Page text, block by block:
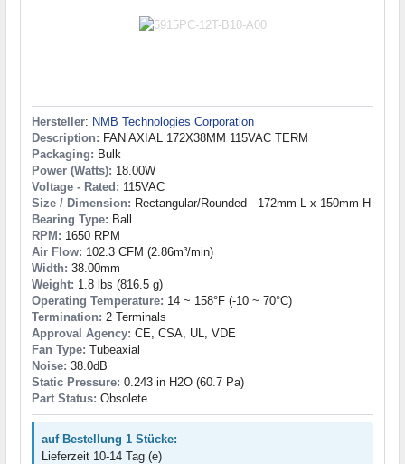
Hersteller: NMB Technologies Corporation
Description: FAN AXIAL 172X38MM 115VAC TERM
Packaging: Bulk
Power (Watts): 18.00W
Voltage - Rated: 115VAC
Size / Dimension: Rectangular/Rounded - 172mm L x 150mm H
Bearing Type: Ball
RPM: 1650 RPM
Air Flow: 102.3 CFM (2.86m³/min)
Width: 38.00mm
Weight: 1.8 lbs (816.5 g)
Operating Temperature: 14 ~ 158°F (-10 ~ 70°C)
Termination: 2 Terminals
Approval Agency: CE, CSA, UL, VDE
Fan Type: Tubeaxial
Noise: 38.0dB
Static Pressure: 0.243 in H2O (60.7 Pa)
Part Status: Obsolete
auf Bestellung 1 Stücke:
Lieferzeit 10-14 Tag (e)